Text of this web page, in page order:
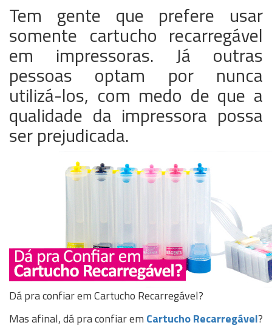
Tem gente que prefere usar
somente cartucho recarregável
em impressoras. Já outras
pessoas optam por nunca
utilizá-los, com medo de que a
qualidade da impressora possa
ser prejudicada.
Dá pra confiar em Cartucho Recarregável?
Mas afinal, dá pra confiar em Cartucho Recarregável?